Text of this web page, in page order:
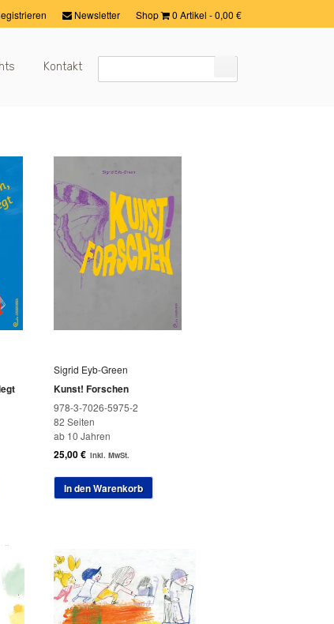
Shop 0 Artikel -0,00 €
Newsletter
Kontakt
Sigrid Eyb-Green
Kunst! Forschen
978-3-7026-5975-2
82 Seiten
ab 10 Jahren
25,00€ inkl. MwSt.
In den Warenkorb